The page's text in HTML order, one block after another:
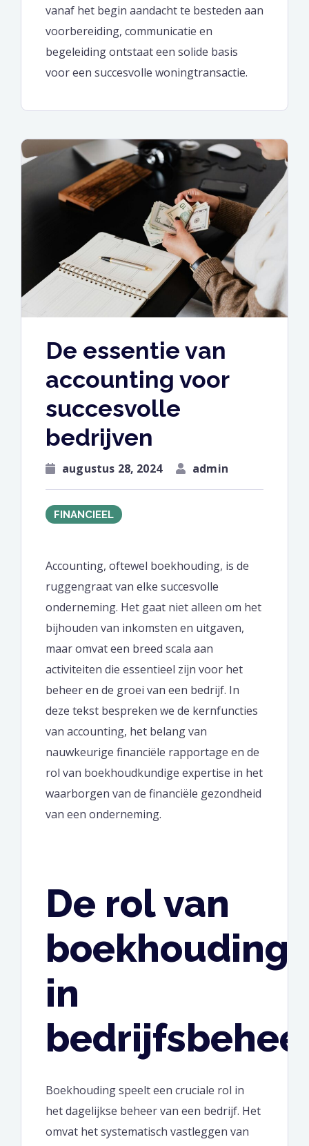
vanaf het begin aandacht te besteden aan
voorbereiding, communicatie en
begeleiding ontstaat een solide basis
voor een succesvolle woningtransactie.
De essentie van
accounting voor
succesvolle
bedrijven
augustus 28, 2024 admin
FINANCIEEL
Accounting, oftewel boekhouding, is de
ruggengraat van elke succesvolle
onderneming. Het gaat niet alleen om het
bijhouden van inkomsten en uitgaven,
maar omvat een breed scala aan
activiteiten die essentieel zijn voor het
beheer en de groei van een bedrijf. In
deze tekst bespreken we de kernfuncties
van accounting, het belang van
nauwkeurige financiële rapportage en de
rol van boekhoudkundige expertise in het
waarborgen van de financiële gezondheid
van een onderneming.
De rol van
boekhouding
in
Boekhouding speelt een cruciale rol in
het dagelijkse beheer van een bedrijf. Het
omvat het systematisch vastleggen van